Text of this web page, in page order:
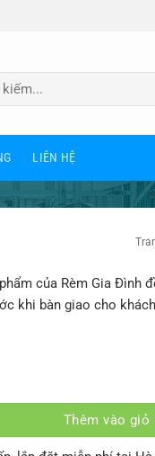
LIÊN HỆ
của Rèm Gia Đình
khi bàn giao cho
Thêm vào giỏ